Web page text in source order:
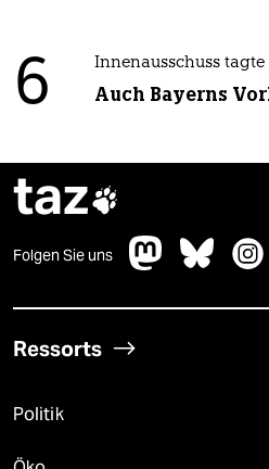
6 Innenausschuss tagte
Auch Bayerns
taz
Folgen Sie uns
Ressorts
Politik